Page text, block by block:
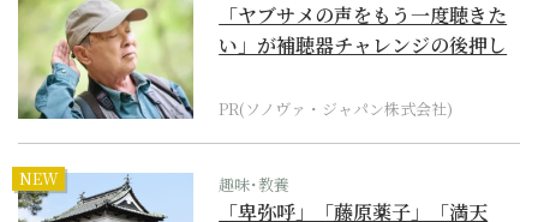
「ヤブサメの声をもう一度聴きた
い」が補聴器チャレンジの後押し
PR(ソノヴァ・ジャパン株式会社)
NEW 趣味･教養
「卑弥呼」「藤原薬子」「満天